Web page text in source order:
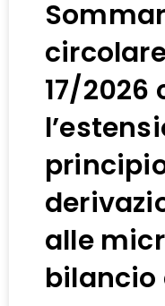
17/2026
alle
bilancio